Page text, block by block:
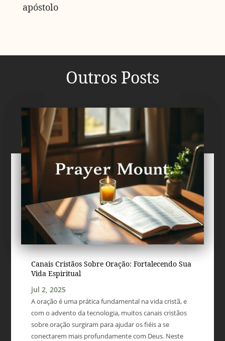
apóstolo
Outros Posts
Canais Cristãos Sobre Oração: Fortalecendo Sua
Vida Espiritual
jul 2, 2025
A oração é uma prática fundamental na vida cristã, e
com o advento da tecnologia, muitos canais cristãos
sobre oração surgiram para ajudar os fiéis a se
conectarem mais profundamente com Deus. Neste